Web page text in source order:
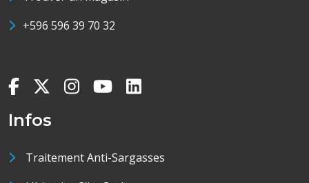
+596 596 39 70 32
Infos
Traitement Anti-Sargasses